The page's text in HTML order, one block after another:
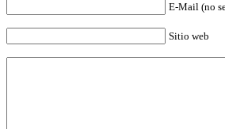
E-Mail (no
Sitio web